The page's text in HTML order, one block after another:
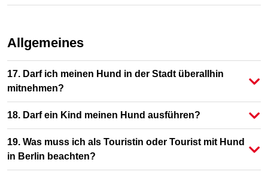
Allgemeines
17. Darf ich meinen Hund in der Stadt überallhin
mitnehmen?
18. Darf ein Kind meinen Hund ausführen?
19. Was muss ich als Touristin oder Tourist mit Hund
in Berlin beachten?